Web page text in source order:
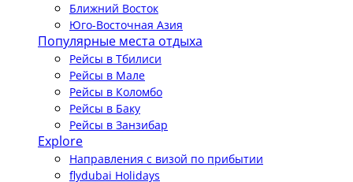
Ближний Восток
Юго-Восточная Азия
Популярные места отдыха
Рейсы в Тбилиси
Рейсы в Мале
Рейсы в Коломбо
Рейсы в Баку
Рейсы в Занзибар
Explore
Направления с визой по прибытии
flydubai Holidays